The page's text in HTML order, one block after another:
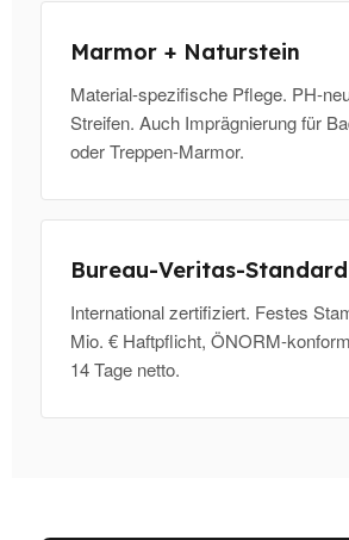
Marmor + Naturstein
Material-spezifische Pflege. PH-
Streifen. Auch Imprägnierung für
oder Treppen-Marmor.
Bureau-Veritas-Standard
International zertifiziert. Festes
Mio. € Haftpflicht, ÖNORM-
14 Tage netto.